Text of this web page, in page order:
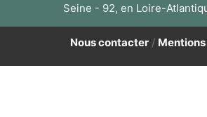
Seine - 92, en Loire-
Nous contacter/